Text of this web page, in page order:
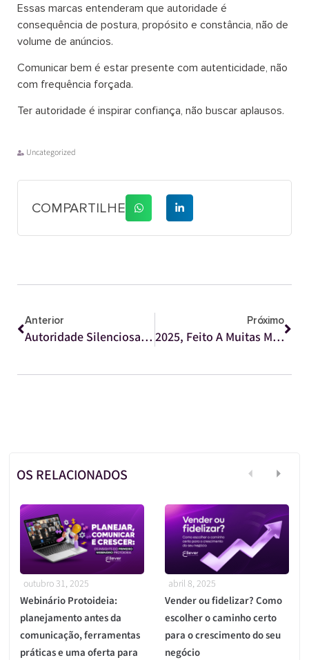
Essas marcas entenderam que autoridade é
consequência de postura, propósito e constância, não de
volume de anúncios.
Comunicar bem é estar presente com autenticidade, não
com frequência forçada.
Ter autoridade é inspirar confiança, não buscar aplausos.
Uncategorized
COMPARTILHE
Anterior
Autoridade Silenciosa: O Poder Das Marcas Que Não Precisam Falar O Tempo Todo
Próximo
2025, Feito A Muitas Mãos: Aprendizados, Conexões E O Que Esperamos De 2026
OS RELACIONADOS
outubro 31, 2025
Webinário Protoideia:
planejamento antes da
comunicação, ferramentas
práticas e uma oferta para
abril 8, 2025
Vender ou fidelizar? Como
escolher o caminho certo
para o crescimento do seu
negócio